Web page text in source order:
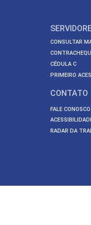
CONSULTAR
CÉDULA C
PRIMEIRO
CONTATO
FALE CONOSCO
RADAR DA